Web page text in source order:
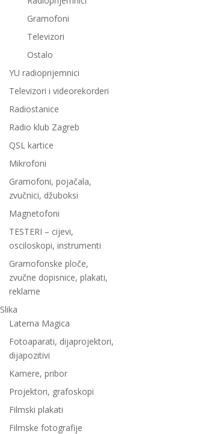
Gramofoni
Televizori
Ostalo
YU radioprijemnici
Televizori i videorekorderi
Radiostanice
Radio klub Zagreb
QSL kartice
Mikrofoni
Gramofoni, pojačala,
zvučnici, džuboksi
Magnetofoni
TESTERI – cijevi,
osciloskopi, instrumenti
Gramofonske ploče,
zvučne dopisnice, plakati,
reklame
Slika
Laterna Magica
Fotoaparati, dijaprojektori,
dijapozitivi
Kamere, pribor
Projektori, grafoskopi
Filmski plakati
Filmske fotografije